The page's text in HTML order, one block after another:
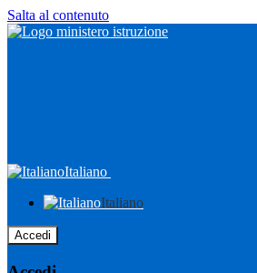
Salta al contenuto
Italiano
Italiano
Accedi